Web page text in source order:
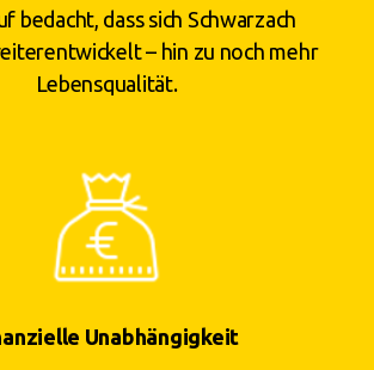
bedacht, dass sich Schwarzach
– hin zu noch mehr
Lebensqualität.
Unabhängigkeit